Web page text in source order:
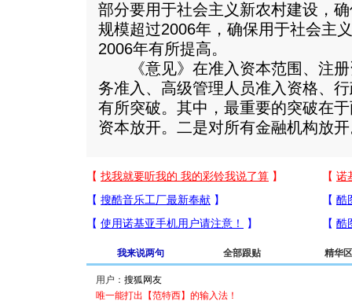
部分要用于社会主义新农村建设，
规模超过2006年，确保用于社会主
2006年有所提高。
《意见》在准入资本范围、注册
务准入、高级管理人员准入资格、
有所突破。其中，最重要的突破在
资本放开。二是对所有金融机构放
我来说两句 全部跟贴 精华区
用户：
唯一能打出【范特西】的输入法！